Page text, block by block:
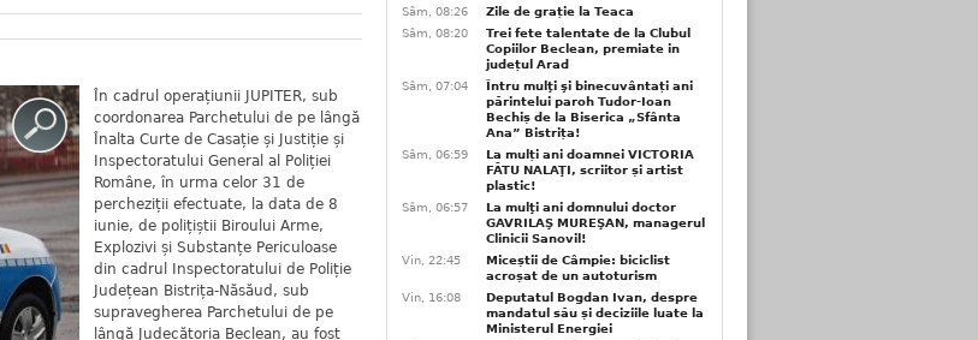
În cadrul operațiunii JUPITER, sub
coordonarea Parchetului de pe lângă
Înalta Curte de Casație și Justiție și
Inspectoratului General al Poliției
Române, în urma celor 31 de
percheziții efectuate, la data de 8
iunie, de polițiștii Biroului Arme,
Explozivi și Substanțe Periculoase
din cadrul Inspectoratului de Poliție
Județean Bistrița-Năsăud, sub
supravegherea Parchetului de pe
lângă Judecătoria Beclean, au fost
Sâm, 08:26
Zile de grație la Teaca
Sâm, 08:20
Trei fete talentate de la Clubul
Copiilor Beclean, premiate in
județul Arad
Sâm, 07:04
Întru mulţi şi binecuvântați ani
părintelui paroh Tudor-Ioan
Bechiș de la Biserica „Sfânta
Ana” Bistrița!
Sâm, 06:59
La mulți ani doamnei VICTORIA
FĂTU NALAŢI, scriitor și artist
plastic!
Sâm, 06:57
La mulţi ani domnului doctor
GAVRILAŞ MUREŞAN, managerul
Clinicii Sanovil!
Vin, 22:45
Miceștii de Câmpie: biciclist
acroșat de un autoturism
Vin, 16:08
Deputatul Bogdan Ivan, despre
mandatul său și deciziile luate la
Ministerul Energiei